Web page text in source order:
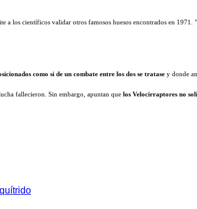
a los científicos validar otros famosos huesos encontrados en
como si de un combate entre los dos se tratase y donde
fallecieron. Sin embargo, apuntan que los Velocirraptores no